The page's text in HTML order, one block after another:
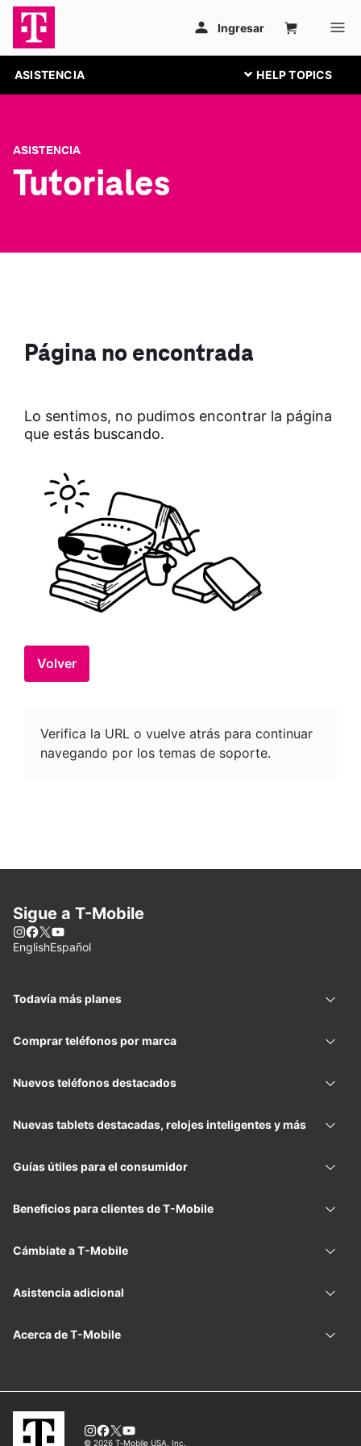
ASISTENCIA
ASISTENCIA
Tutoriales